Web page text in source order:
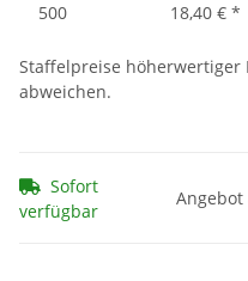
500
18,40 € *
Staffelpreise höherwertiger
abweichen.
Sofort
verfügbar